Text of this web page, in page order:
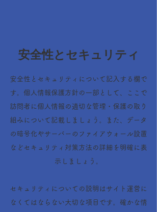
安全性とセキュリティ
安全性とセキュリティについて記入する欄で
す。個人情報保護方針の一部として、ここで
訪問者に個人情報の適切な管理・保護の取り
組みについて記載しましょう。また、データ
の暗号化やサーバーのファイアウォール設置
などセキュリティ対策方法の詳細を明確に表
示しましょう。
セキュリティについての説明はサイト運営に
なくてはならない大切な項目です。確かな情